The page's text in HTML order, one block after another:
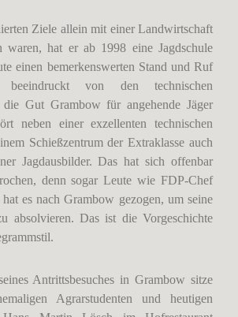
Ziele allein mit einer Landwirtschaft
waren, hat er ab 1998 eine Jagdschule
einen bemerkenswerten Stand und Ruf
von den technischen
die Gut Grambow für angehende Jäger
neben einer exzellenten technischen
Schießzentrum der Extraklasse auch
Jagdausbilder. Das hat sich offenbar
denn sogar Leute wie FDP-Chef
es nach Grambow gezogen, um seine
absolvieren. Das ist die Vorgeschichte
Antrittsbesuches in Grambow sitze
Agrarstudenten und heutigen